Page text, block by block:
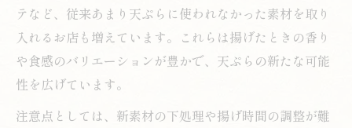
テなど、従来あまり天ぷらに使われなかった素材を取り
入れるお店も増えています。これらは揚げたときの香り
や食感のバリエーションが豊かで、天ぷらの新たな可能
性を広げています。
注意点としては、新素材の下処理や揚げ時間の調整が難